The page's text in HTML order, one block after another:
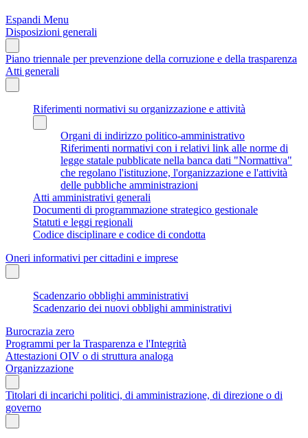
Espandi Menu
Disposizioni generali
Piano triennale per prevenzione della corruzione e della trasparenza
Atti generali
Riferimenti normativi su organizzazione e attività
Organi di indirizzo politico-amministrativo
Riferimenti normativi con i relativi link alle norme di
legge statale pubblicate nella banca dati "Normattiva"
che regolano l'istituzione, l'organizzazione e l'attività
delle pubbliche amministrazioni
Atti amministrativi generali
Documenti di programmazione strategico gestionale
Statuti e leggi regionali
Codice disciplinare e codice di condotta
Oneri informativi per cittadini e imprese
Scadenzario obblighi amministrativi
Scadenzario dei nuovi obblighi amministrativi
Burocrazia zero
Programmi per la Trasparenza e l'Integrità
Attestazioni OIV o di struttura analoga
Organizzazione
Titolari di incarichi politici, di amministrazione, di direzione o di
governo